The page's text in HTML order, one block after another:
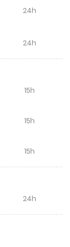
24h
24h
15h
15h
15h
24h